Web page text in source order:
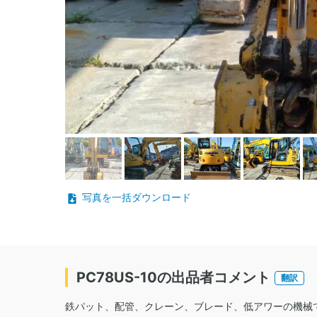
写真を一括ダウンロード
PC78US-10の出品者コメント 翻訳
鉄パット、配管、クレーン、ブレード、低アワーの機械